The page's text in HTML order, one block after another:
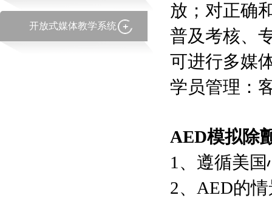
开放式媒体教学系统
放；对正确
普及考核、
可进行多媒
学员管理：
AED模拟除
1、遵循美
2、AED的